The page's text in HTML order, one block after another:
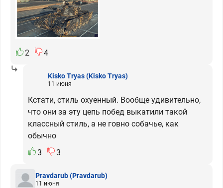
2 4
Kisko Tryas(Kisko Tryas)
11 июня
Кстати, стиль охуенный. Вообще удивительно,
что они за эту цепь побед выкатили такой
классный стиль, а не говно собачье, как
обычно
3
3
Pravdarub(Pravdarub)
11 июня